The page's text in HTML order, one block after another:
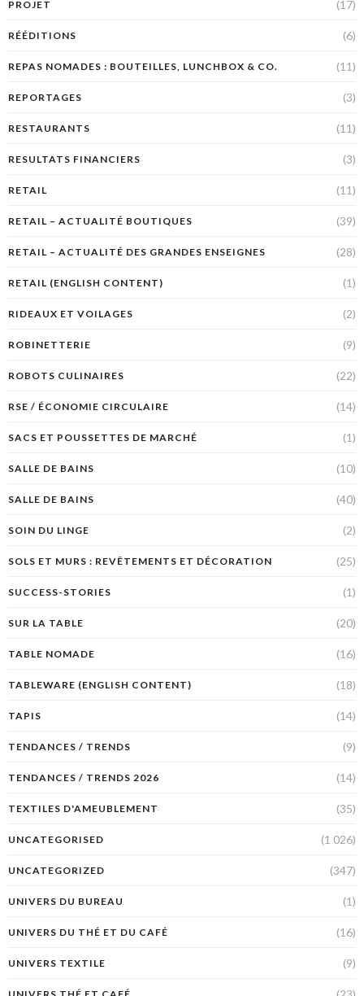
PROJET (17)
RÉÉDITIONS (6)
REPAS NOMADES : BOUTEILLES, LUNCHBOX & CO. (11)
REPORTAGES (3)
RESTAURANTS (11)
RESULTATS FINANCIERS (3)
RETAIL (11)
RETAIL – ACTUALITÉ BOUTIQUES (39)
RETAIL – ACTUALITÉ DES GRANDES ENSEIGNES (28)
RETAIL (ENGLISH CONTENT) (1)
RIDEAUX ET VOILAGES (2)
ROBINETTERIE (9)
ROBOTS CULINAIRES (22)
RSE / ÉCONOMIE CIRCULAIRE (14)
SACS ET POUSSETTES DE MARCHÉ (1)
SALLE DE BAINS (10)
SALLE DE BAINS (40)
SOIN DU LINGE (2)
SOLS ET MURS : REVÊTEMENTS ET DÉCORATION (25)
SUCCESS-STORIES (1)
SUR LA TABLE (20)
TABLE NOMADE (16)
TABLEWARE (ENGLISH CONTENT) (18)
TAPIS (14)
TENDANCES / TRENDS (9)
TENDANCES / TRENDS 2026 (14)
TEXTILES D'AMEUBLEMENT (35)
UNCATEGORISED (1 026)
UNCATEGORIZED (347)
UNIVERS DU BUREAU (1)
UNIVERS DU THÉ ET DU CAFÉ (16)
UNIVERS TEXTILE (9)
UNIVERS THÉ ET CAFÉ